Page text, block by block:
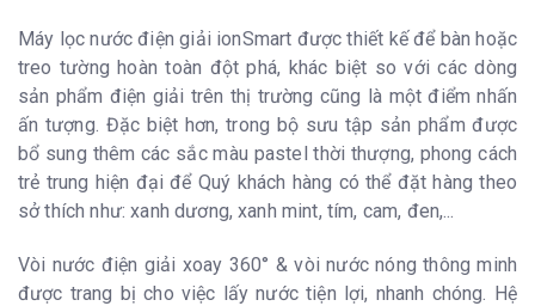
Máy lọc nước điện giải ionSmart được thiết kế để bàn hoặc
treo tường hoàn toàn đột phá, khác biệt so với các dòng
sản phẩm điện giải trên thị trường cũng là một điểm nhấn
ấn tượng. Đặc biệt hơn, trong bộ sưu tập sản phẩm được
bổ sung thêm các sắc màu pastel thời thượng, phong cách
trẻ trung hiện đại để Quý khách hàng có thể đặt hàng theo
sở thích như: xanh dương, xanh mint, tím, cam, đen,...
Vòi nước điện giải xoay 360° & vòi nước nóng thông minh
được trang bị cho việc lấy nước tiện lợi, nhanh chóng. Hệ